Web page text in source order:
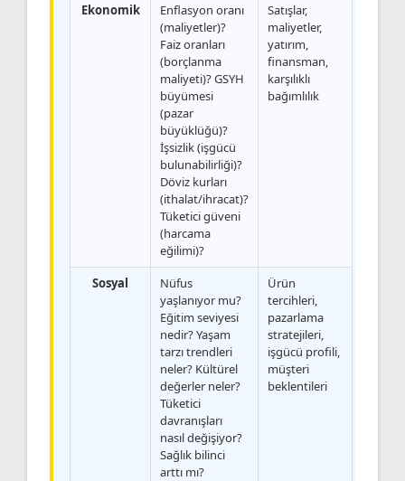
Ekonomik
Enflasyon oranı
(maliyetler)?
Faiz oranları
(borçlanma
maliyeti)? GSYH
büyümesi
(pazar
büyüklüğü)?
İşsizlik (işgücü
bulunabilirliği)?
Döviz kurları
(ithalat/ihracat)?
Tüketici güveni
(harcama
eğilimi)?
Satışlar,
maliyetler,
yatırım,
finansman,
karşılıklı
bağımlılık
Sosyal
Nüfus
yaşlanıyor mu?
Eğitim seviyesi
nedir? Yaşam
tarzı trendleri
neler? Kültürel
değerler neler?
Tüketici
davranışları
nasıl değişiyor?
Sağlık bilinci
arttı mı?
Ürün
tercihleri,
pazarlama
stratejileri,
işgücü profili,
müşteri
beklentileri